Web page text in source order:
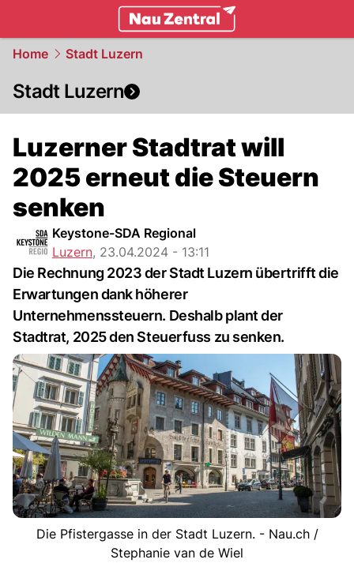
Home Stadt Luzern
Stadt Luzern
Luzerner Stadtrat will
2025 erneut die Steuern
senken
Keystone-SDA Regional
Luzern, 23.04.2024 - 13:11
Die Rechnung 2023 der Stadt Luzern übertrifft die
Erwartungen dank höherer
Unternehmenssteuern. Deshalb plant der
Stadtrat, 2025 den Steuerfuss zu senken.
Die Pfistergasse in der Stadt Luzern. - Nau.ch /
Stephanie van de Wiel